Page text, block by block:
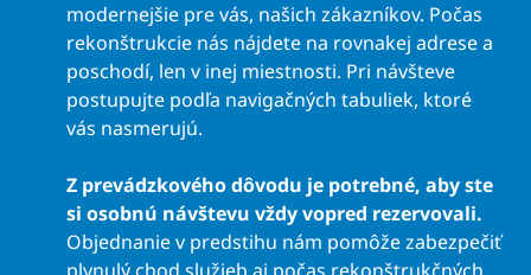
modernejšie pre vás, našich zákazníkov. Počas
rekonštrukcie nás nájdete na rovnakej adrese a
poschodí, len v inej miestnosti. Pri návšteve
postupujte podľa navigačných tabuliek, ktoré
vás nasmerujú.
Z prevádzkového dôvodu je potrebné, aby ste
si osobnú návštevu vždy vopred rezervovali.
Objednanie v predstihu nám pomôže zabezpečiť